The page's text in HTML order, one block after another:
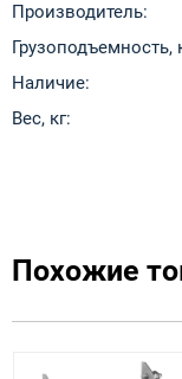
Производитель:
Грузоподъемность,
Наличие:
Вес, кг:
Похожие